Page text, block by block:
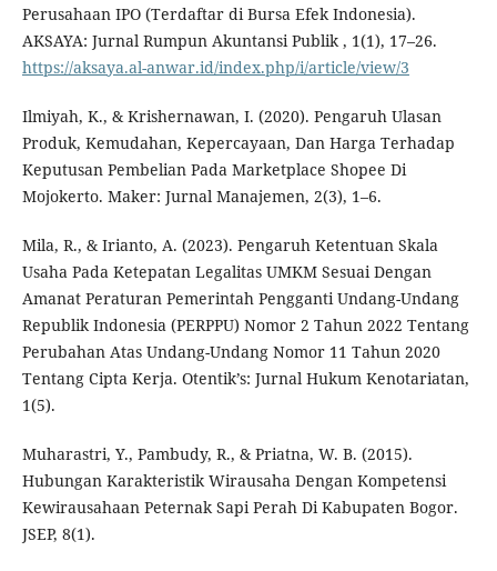
Perusahaan IPO (Terdaftar di Bursa Efek Indonesia).
AKSAYA: Jurnal Rumpun Akuntansi Publik , 1(1), 17–26.
https://aksaya.al-anwar.id/index.php/i/article/view/3
Ilmiyah, K., & Krishernawan, I. (2020). Pengaruh Ulasan
Produk, Kemudahan, Kepercayaan, Dan Harga Terhadap
Keputusan Pembelian Pada Marketplace Shopee Di
Mojokerto. Maker: Jurnal Manajemen, 2(3), 1–6.
Mila, R., & Irianto, A. (2023). Pengaruh Ketentuan Skala
Usaha Pada Ketepatan Legalitas UMKM Sesuai Dengan
Amanat Peraturan Pemerintah Pengganti Undang-Undang
Republik Indonesia (PERPPU) Nomor 2 Tahun 2022 Tentang
Perubahan Atas Undang-Undang Nomor 11 Tahun 2020
Tentang Cipta Kerja. Otentik’s: Jurnal Hukum Kenotariatan,
1(5).
Muharastri, Y., Pambudy, R., & Priatna, W. B. (2015).
Hubungan Karakteristik Wirausaha Dengan Kompetensi
Kewirausahaan Peternak Sapi Perah Di Kabupaten Bogor.
JSEP, 8(1).